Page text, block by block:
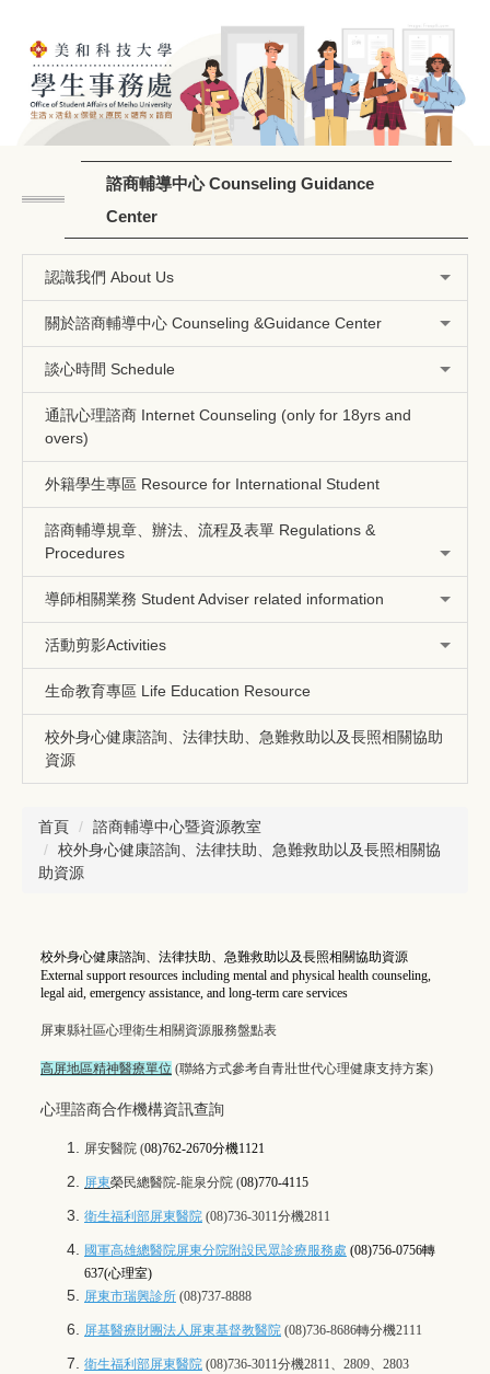
諮商輔導中心 Counseling Guidance
Center
認識我們 About Us
關於諮商輔導中心 Counseling &Guidance Center
談心時間 Schedule
通訊心理諮商 Internet Counseling (only for 18yrs and
overs)
外籍學生專區 Resource for International Student
諮商輔導規章、辦法、流程及表單 Regulations &
Procedures
導師相關業務 Student Adviser related information
活動剪影Activities
生命教育專區 Life Education Resource
校外身心健康諮詢、法律扶助、急難救助以及長照相關協助
資源
首頁
諮商輔導中心暨資源教室
校外身心健康諮詢、法律扶助、急難救助以及長照相關協
助資源
校外身心健康諮詢、法律扶助、急難救助以及長照相關協助資源
External support resources including mental and physical health counseling,
legal aid, emergency assistance, and long-term care services
屏東縣社區心理衛生相關資源服務盤點表
高屏地區精神醫療單位 (聯絡方式參考自青壯世代心理健康支持方案)
心理諮商合作機構資訊查詢
屏安醫院 (08)762-2670分機1121
屏東榮民總醫院-龍泉分院 (08)770-4115
衛生福利部屏東醫院 (08)736-3011分機2811
國軍高雄總醫院屏東分院附設民眾診療服務處 (08)756-0756轉
637(心理室)
屏東市瑞興診所 (08)737-8888
屏基醫療財團法人屏東基督教醫院 (08)736-8686轉分機2111
衛生福利部屏東醫院 (08)736-3011分機2811、 2809、 2803